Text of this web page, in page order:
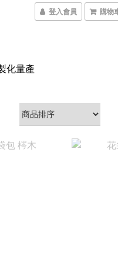
登入會員 購物
化量產